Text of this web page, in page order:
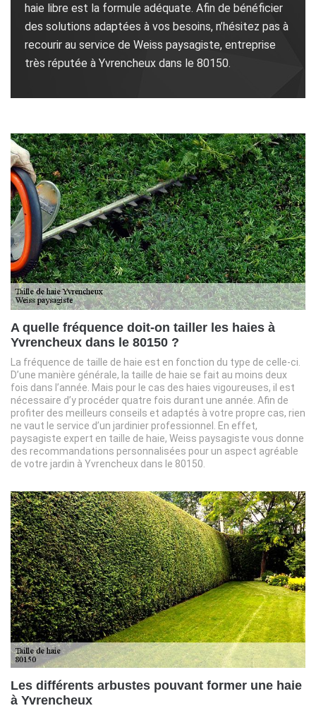
haie libre est la formule adéquate. Afin de bénéficier
des solutions adaptées à vos besoins, n’hésitez pas à
recourir au service de Weiss paysagiste, entreprise
très réputée à Yvrencheux dans le 80150.
A quelle fréquence doit-on tailler les haies à
Yvrencheux dans le 80150 ?
La fréquence de taille de haie est en fonction du type de celle-ci.
D’une manière générale, la taille de haie se fait au moins deux
fois dans l’année. Mais pour le cas des haies vigoureuses, il est
nécessaire d’y procéder quatre fois durant une année. Afin de
profiter des meilleurs conseils et adaptés à votre propre cas, rien
ne vaut le service d’un jardinier professionnel. En effet,
paysagiste expert en taille de haie, Weiss paysagiste vous donne
des recommandations personnalisées pour un aspect agréable
de votre jardin à Yvrencheux dans le 80150.
Les différents arbustes pouvant former une haie
à Yvrencheux